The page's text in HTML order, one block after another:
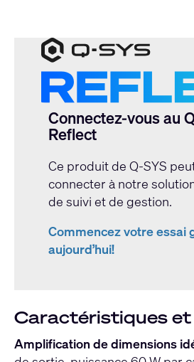
Connectez-vous au
Reflect
Ce produit de Q-SYS
connecter à notre
de suivi et de gestion.
Commencez votre essai
aujourd’hui!
Caractéristiques
Amplification de dimensions